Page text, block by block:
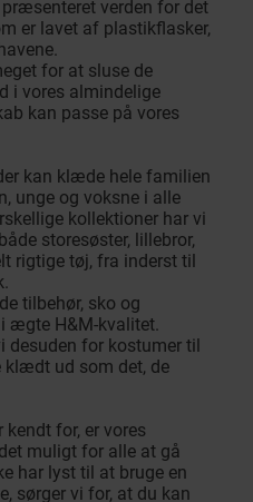
verden for det
er lavet af plastikflasker,
for at sluse de
i vores almindelige
kan passe på vores
kan klæde hele familien
unge og voksne i alle
kollektioner har vi
storesøster, lillebror,
rigtige tøj, fra inderst til
tilbehør, sko og
ægte H&M-kvalitet.
desuden for kostumer til
klædt ud som det, de
for, er vores
muligt for alle at gå
har lyst til at bruge en
sørger vi for, at du kan